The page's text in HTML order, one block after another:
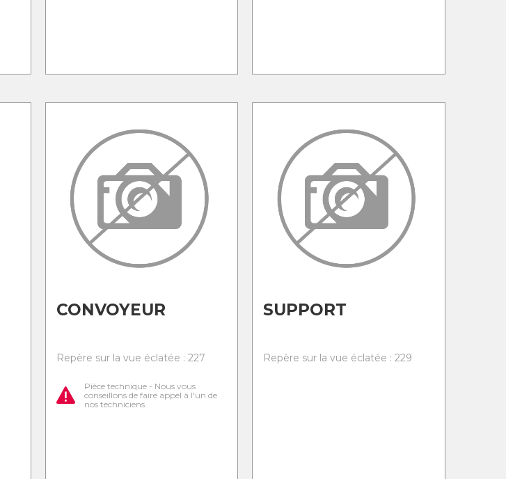
CONVOYEUR
Repère sur la vue éclatée : 227
Pièce technique - Nous vous
conseillons de faire appel à l'un de
nos techniciens
SUPPORT
Repère sur la vue éclatée : 229